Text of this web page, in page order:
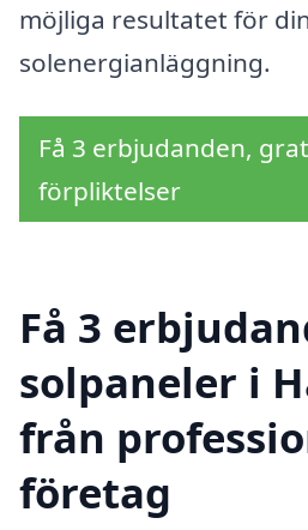
möjliga resultatet för
solenergianläggning.
Få 3 erbjudanden,
förpliktelser
Få 3
solpaneler i
från
företag